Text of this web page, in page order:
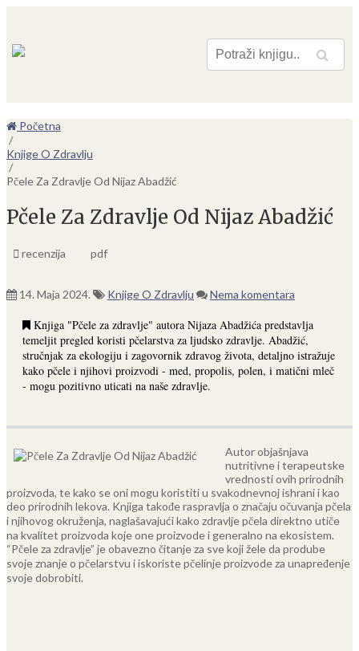
Pretraga
Početna
/
Knjige O Zdravlju
/
Pčele Za Zdravlje Od Nijaz Abadžić
Pčele Za Zdravlje Od Nijaz Abadžić
recenzija pdf
14. Maja 2024. Knjige O Zdravlju Nema komentara
Knjiga "Pčele za zdravlje" autora Nijaza Abadžića predstavlja
temeljit pregled koristi pčelarstva za ljudsko zdravlje. Abadžić,
stručnjak za ekologiju i zagovornik zdravog života, detaljno istražuje
kako pčele i njihovi proizvodi - med, propolis, polen, i matični mleč
- mogu pozitivno uticati na naše zdravlje.
Autor objašnjava
nutritivne i terapeutske
vrednosti ovih prirodnih
proizvoda, te kako se oni mogu koristiti u svakodnevnoj ishrani i kao
deo prirodnih lekova. Knjiga takođe raspravlja o značaju očuvanja pčela
i njihovog okruženja, naglašavajući kako zdravlje pčela direktno utiče
na kvalitet proizvoda koje one proizvode i generalno na ekosistem.
“Pčele za zdravlje” je obavezno čitanje za sve koji žele da prodube
svoje znanje o pčelarstvu i iskoriste pčelinje proizvode za unapređenje
svoje dobrobiti.